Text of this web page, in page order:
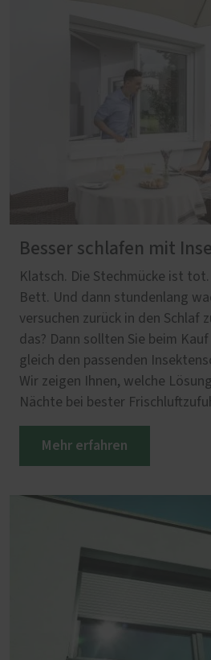
Besser schlafen mit
Klatsch. Die Stechmücke ist
Bett. Und dann stundenlang
versuchen zurück in den Schlaf
das? Dann sollten Sie beim
gleich den passenden
Wir zeigen Ihnen, welche
Nächte bei bester
Mehr erfahren